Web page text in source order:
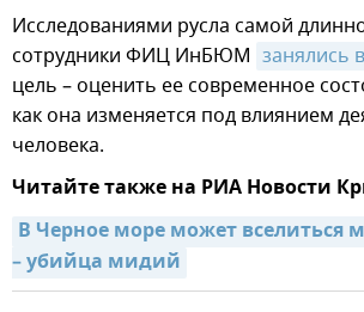
Исследованиями русла самой
сотрудники ФИЦ ИнБЮМ занялись
цель – оценить ее современное
как она изменяется под влиянием
человека.
Читайте также на РИА Новости
В Черное море может вселиться
– убийца мидий